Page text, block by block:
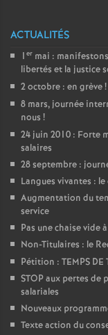
ACTUALITÉS
1 er mai :
libertés et la justice
2 octobre : en grève
8 mars, journée
nous !
24 juin 2010 : Forte
salaires
28 septembre :
Langues vivantes :
Augmentation du
service
Pas une chaise vide
Non-Titulaires : le
Pétition : TEMPS DE
STOP aux pertes de
salariales
Nouveaux
Texte action du